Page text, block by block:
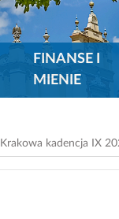
FINANSE I
MIENIE
kadencja IX